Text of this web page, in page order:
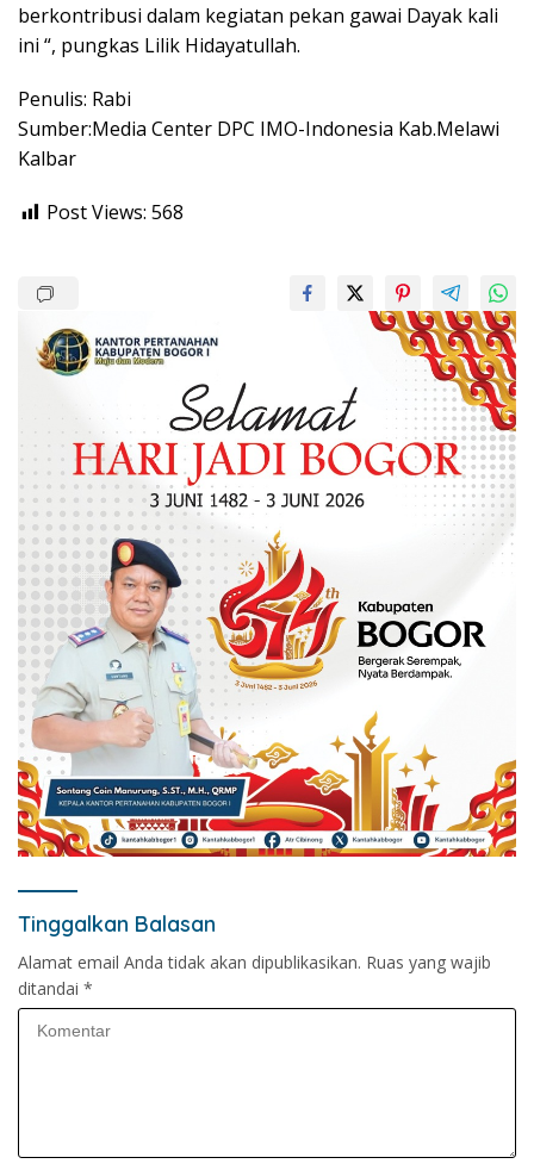
berkontribusi dalam kegiatan pekan gawai Dayak kali
ini “, pungkas Lilik Hidayatullah.
Penulis: Rabi
Sumber:Media Center DPC IMO-Indonesia Kab.Melawi
Kalbar
Post Views: 568
Tinggalkan Balasan
Alamat email Anda tidak akan dipublikasikan. Ruas yang wajib
ditandai *